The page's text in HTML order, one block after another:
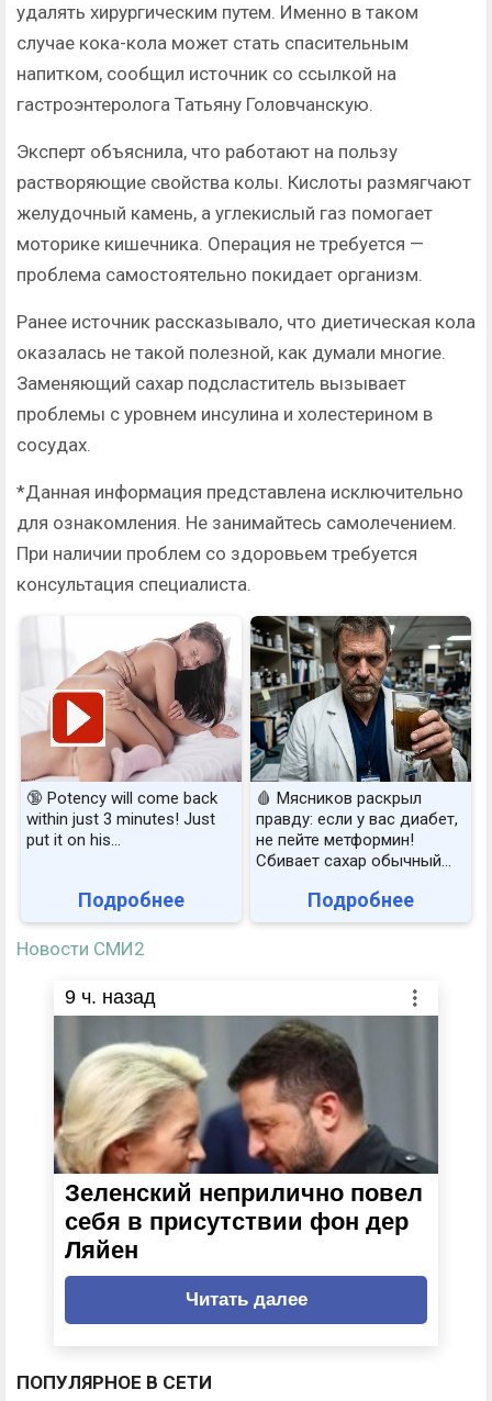
удалять хирургическим путем. Именно в таком
случае кока-кола может стать спасительным
напитком, сообщил источник со ссылкой на
гастроэнтеролога Татьяну Головчанскую.
Эксперт объяснила, что работают на пользу
растворяющие свойства колы. Кислоты размягчают
желудочный камень, а углекислый газ помогает
моторике кишечника. Операция не требуется —
проблема самостоятельно покидает организм.
Ранее источник рассказывало, что диетическая кола
оказалась не такой полезной, как думали многие.
Заменяющий сахар подсластитель вызывает
проблемы с уровнем инсулина и холестерином в
сосудах.
*Данная информация представлена исключительно
для ознакомления. Не занимайтесь самолечением.
При наличии проблем со здоровьем требуется
консультация специалиста.
🔞 Potency will come back
within just 3 minutes! Just
put it on his…
Подробнее
🩸 Мясников раскрыл
правду: если у вас диабет,
не пейте метформин!
Сбивает сахар обычный...
Подробнее
Новости СМИ2
9 ч. назад
Зеленский неприлично повел
cебя в присутствии фон дер
Ляйен
Читать далее
ПОПУЛЯРНОЕ В СЕТИ